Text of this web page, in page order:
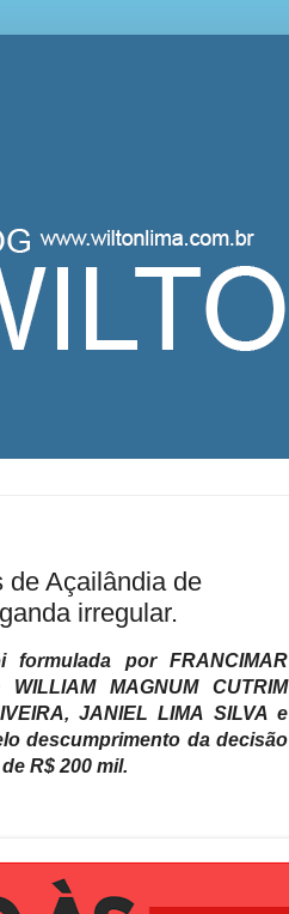
de Açailândia de
irregular.
por FRANCIMAR
MAGNUM CUTRIM
JANIEL LIMA SILVA e
descumprimento da decisão
R$ 200 mil.